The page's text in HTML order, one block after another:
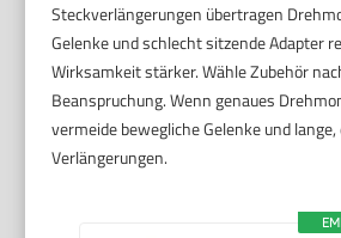
Steckverlängerungen übertragen
Gelenke und schlecht sitzende Adapter
Wirksamkeit stärker. Wähle Zubehör
Beanspruchung. Wenn genaues
vermeide bewegliche Gelenke und
Verlängerungen.